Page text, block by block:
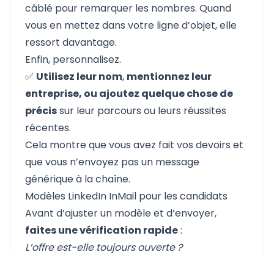
câblé pour remarquer les nombres. Quand
vous en mettez dans votre ligne d’objet, elle
ressort davantage.
Enfin, personnalisez.
✅ Utilisez leur nom, mentionnez leur
entreprise, ou ajoutez quelque chose de
précissur leur parcours ou leurs réussites
récentes.
Cela montre que vous avez fait vos devoirs et
que vous n’envoyez pas un message
générique à la chaîne.
Modèles LinkedIn InMail pour les candidats
Avant d’ajuster un modèle et d’envoyer,
faites une vérification rapide:
L’offre est-elle toujours ouverte ?